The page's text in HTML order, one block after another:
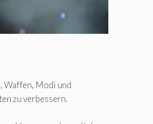
Waffen, Modi und
zu verbessern.